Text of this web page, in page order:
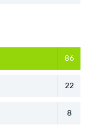
86
22
8